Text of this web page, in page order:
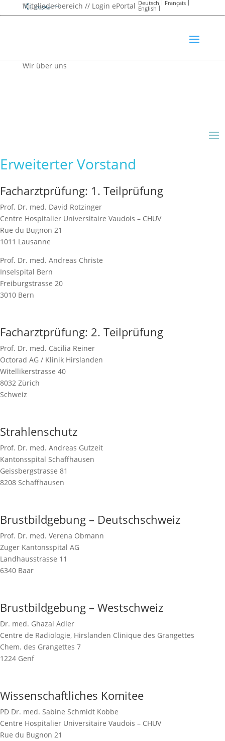
Mitgliederbereich // Login ePortal Deutsch Français
English
Wir über uns
Erweiterter Vorstand
Facharztprüfung: 1. Teilprüfung
Prof. Dr. med. David Rotzinger
Centre Hospitalier Universitaire Vaudois – CHUV
Rue du Bugnon 21
1011 Lausanne
Prof. Dr. med. Andreas Christe
Inselspital Bern
Freiburgstrasse 20
3010 Bern
Facharztprüfung: 2. Teilprüfung
Prof. Dr. med. Cäcilia Reiner
Octorad AG / Klinik Hirslanden
Witellikerstrasse 40
8032 Zürich
Schweiz
Strahlenschutz
Prof. Dr. med. Andreas Gutzeit
Kantonsspital Schaffhausen
Geissbergstrasse 81
8208 Schaffhausen
Brustbildgebung – Deutschschweiz
Prof. Dr. med. Verena Obmann
Zuger Kantonsspital AG
Landhausstrasse 11
6340 Baar
Brustbildgebung – Westschweiz
Dr. med. Ghazal Adler
Centre de Radiologie, Hirslanden Clinique des Grangettes
Chem. des Grangettes 7
1224 Genf
Wissenschaftliches Komitee
PD Dr. med. Sabine Schmidt Kobbe
Centre Hospitalier Universitaire Vaudois – CHUV
Rue du Bugnon 21